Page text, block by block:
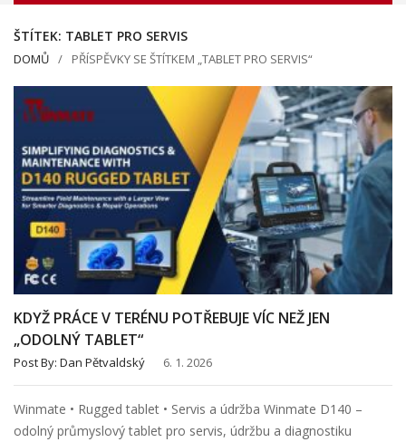
ŠTÍTEK: TABLET PRO SERVIS
DOMŮ PŘÍSPĚVKY SE ŠTÍTKEM „TABLET PRO SERVIS“
KDYŽ PRÁCE V TERÉNU POTŘEBUJE VÍC NEŽ JEN
„ODOLNÝ TABLET“
Post By: Dan Pětvaldský 6. 1. 2026
Winmate • Rugged tablet • Servis a údržba Winmate D140 –
odolný průmyslový tablet pro servis, údržbu a diagnostiku